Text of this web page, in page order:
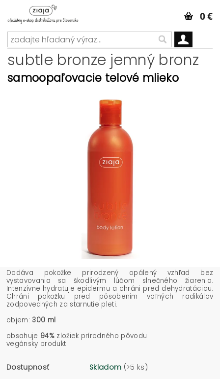
0 €
subtle bronze jemný bronz
samoopaľovacie telové mlieko
Dodáva pokožke prirodzený opálený vzhľad bez
vystavovania sa škodlivým lúčom slnečného žiarenia.
Intenzívne hydratuje epidermu a chráni pred dehydratáciou.
Chráni pokožku pred pôsobením voľných radikálov
zodpovedných za starnutie pleti.
objem: 300 ml
obsahuje 94%zložiek prírodného pôvodu
vegánsky produkt
Dostupnosť Skladom (>5 ks)